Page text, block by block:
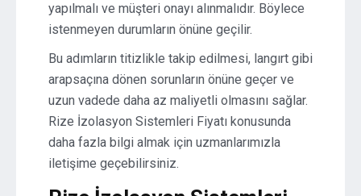
yapılmalı ve müşteri onayı alınmalıdır. Böylece
istenmeyen durumların önüne geçilir.
Bu adımların titizlikle takip edilmesi, langırt gibi
arapsaçına dönen sorunların önüne geçer ve
uzun vadede daha az maliyetli olmasını sağlar.
Rize İzolasyon Sistemleri Fiyatı konusunda
daha fazla bilgi almak için uzmanlarımızla
iletişime geçebilirsiniz.